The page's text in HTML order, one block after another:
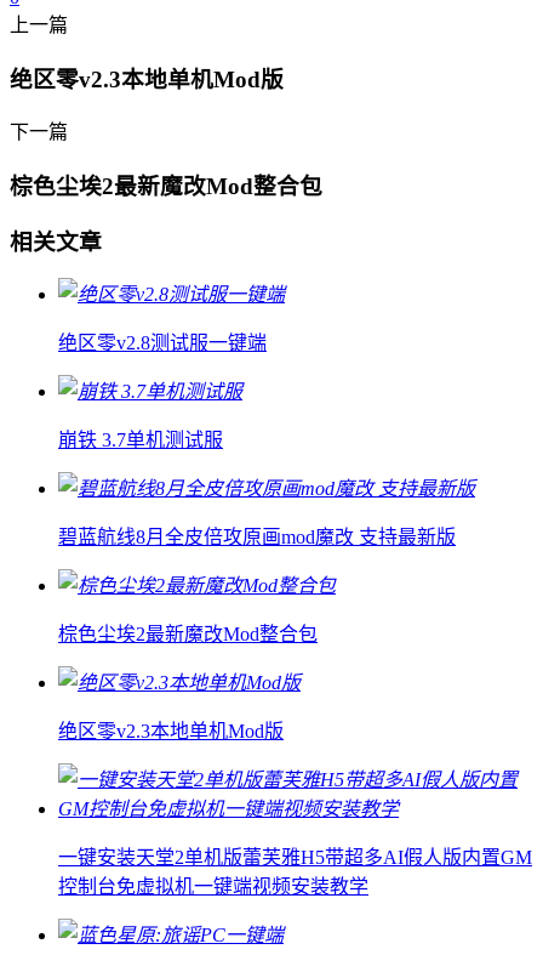
上一篇
绝区零v2.3本地单机Mod版
下一篇
棕色尘埃2最新魔改Mod整合包
相关文章
绝区零v2.8测试服一键端
崩铁 3.7单机测试服
碧蓝航线8月全皮倍攻原画mod魔改 支持最新版
棕色尘埃2最新魔改Mod整合包
绝区零v2.3本地单机Mod版
一键安装天堂2单机版蕾芙雅H5带超多AI假人版内置GM
控制台免虚拟机一键端视频安装教学